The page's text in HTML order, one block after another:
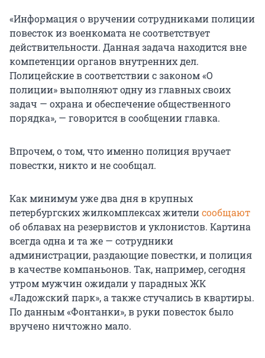
«Информация о вручении сотрудниками полиции
повесток из военкомата не соответствует
действительности. Данная задача находится вне
компетенции органов внутренних дел.
Полицейские в соответствии с законом «О
полиции» выполняют одну из главных своих
задач — охрана и обеспечение общественного
порядка», — говорится в сообщении главка.
Впрочем, о том, что именно полиция вручает
повестки, никто и не сообщал.
Как минимум уже два дня в крупных
петербургских жилкомплексах жителисообщают
об облавах на резервистов и уклонистов. Картина
всегда одна и та же — сотрудники
администрации, раздающие повестки, и полиция
в качестве компаньонов. Так, например, сегодня
утром мужчин ожидали у парадных ЖК
«Ладожский парк», а также стучались в квартиры.
По данным «Фонтанки», в руки повесток было
вручено ничтожно мало.